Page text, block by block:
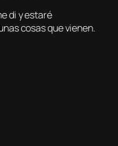
di y estaré
cosas que vienen.